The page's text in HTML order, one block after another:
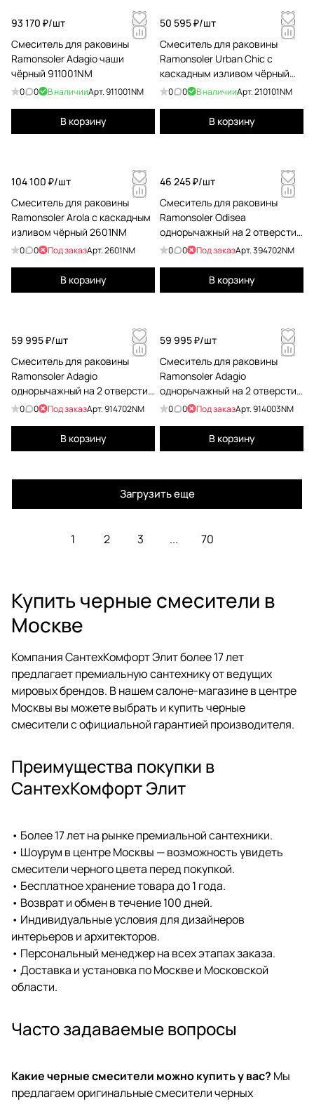
93 170 ₽/шт
Смеситель для раковины
Ramonsoler Adagio чаши
чёрный 911001NM
0 0 В наличииАрт.911001NM
В корзину
50 595 ₽/шт
Смеситель для раковины
Ramonsoler Urban Chic с
каскадным изливом чёрный
210101NM
0 0 В наличииАрт.210101NM
В корзину
104 100 ₽/шт
Смеситель для раковины
Ramonsoler Arola с каскадным
изливом чёрный 2601NM
0 0 Под заказАрт.2601NM
В корзину
46 245 ₽/шт
Смеситель для раковины
Ramonsoler Odisea
однорычажный на 2 отверстия
чёрный 394702NM
0 0 Под заказАрт.394702NM
В корзину
59 995 ₽/шт
Смеситель для раковины
Ramonsoler Adagio
однорычажный на 2 отверстия
черный 914702NM
0 0 Под заказАрт.914702NM
В корзину
59 995 ₽/шт
Смеситель для раковины
Ramonsoler Adagio
однорычажный на 2 отверстия
черный 914003NM
0 0 Под заказАрт.914003NM
В корзину
Загрузить еще
1 2 3 ... 70
Купить черные смесители в
Москве
Компания СантехКомфорт Элит более 17 лет
предлагает премиальную сантехнику от ведущих
мировых брендов. В нашем салоне-магазине в центре
Москвы вы можете выбрать и купить черные
смесители с официальной гарантией производителя.
Преимущества покупки в
СантехКомфорт Элит
• Более 17 лет на рынке премиальной сантехники.
• Шоурум в центре Москвы — возможность увидеть
смесители черного цвета перед покупкой.
• Бесплатное хранение товара до 1 года.
• Возврат и обмен в течение 100 дней.
• Индивидуальные условия для дизайнеров
интерьеров и архитекторов.
• Персональный менеджер на всех этапах заказа.
• Доставка и установка по Москве и Московской
области.
Часто задаваемые вопросы
Какие черные смесители можно купить у вас? Мы
предлагаем оригинальные смесители черных